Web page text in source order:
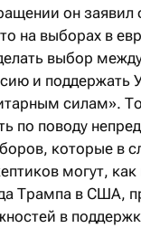
он заявил
на выборах в
выбор
и поддержать
силам».
по поводу
которые в
могут, как
Трампа в США,
в